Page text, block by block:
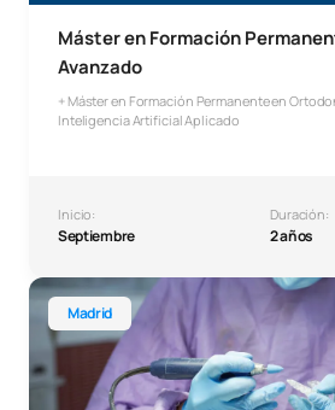
Máster en Formación
Avanzado
+ Máster en Formación Permanente en
Inteligencia Artificial Aplicado
Inicio:
Septiembre
Duración:
2 años
Madrid
Máster en Formación